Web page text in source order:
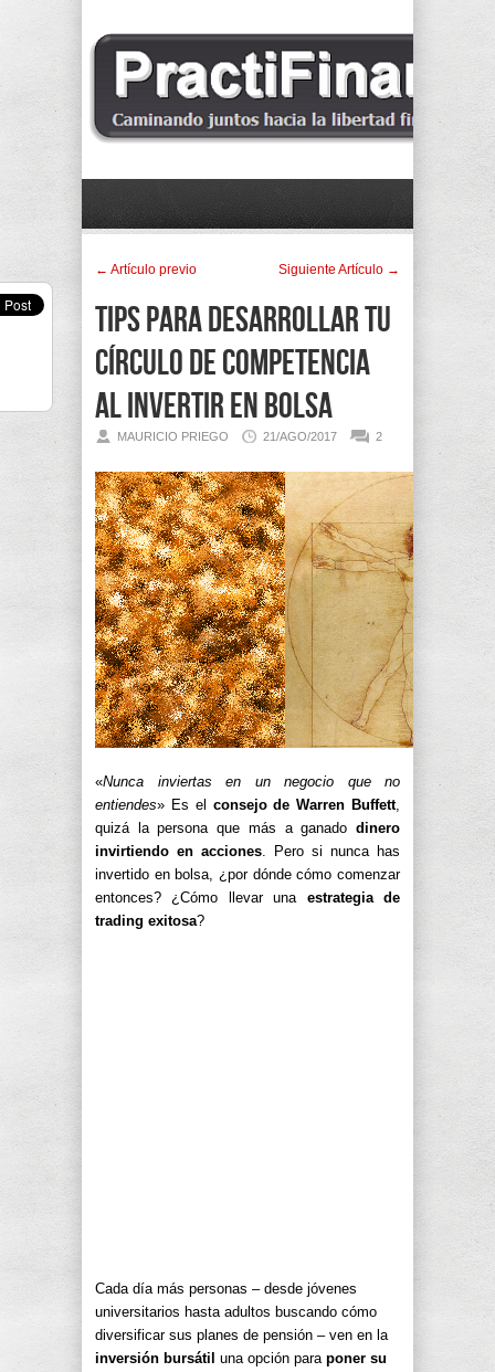
← Artí­culo previo Siguiente Artí­culo →
Tips para desarrollar tu
Círculo de Competencia
al invertir en bolsa
MAURICIO PRIEGO 21/AGO/2017 2
«Nunca inviertas en un negocio que no
entiendes» Es el consejo de Warren Buffett,
quizá la persona que más a ganado dinero
invirtiendo en acciones. Pero si nunca has
invertido en bolsa, ¿por dónde cómo comenzar
entonces? ¿Cómo llevar una estrategia de
trading exitosa?
Cada día más personas – desde jóvenes
universitarios hasta adultos buscando cómo
diversificar sus planes de pensión – ven en la
inversión bursátil una opción para poner su